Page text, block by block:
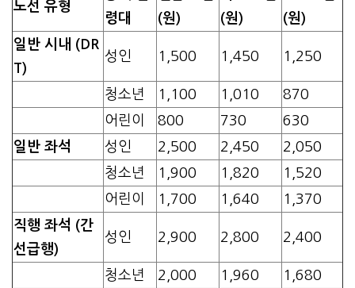
노선 유형
령대
(원)
(원)
(원)
일반 시내 (DR
T)
성인 1,500 1,450 1,250
청소년 1,100 1,010
870
어린이
800 730
630
일반 좌석
성인 2,500 2,450
2,050
청소년
1,900 1,820
1,520
어린이
1,700 1,640
1,370
직행 좌석 (간
선급행)
성인 2,900 2,800 2,400
청소년 2,000 1,960
1,680